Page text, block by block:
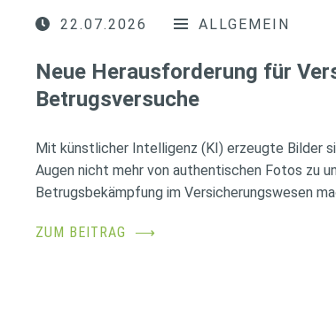
22.07.2026 ALLGEMEIN
Neue Herausforderung für
Betrugsversuche
Mit künstlicher Intelligenz (KI) erzeugte Bilder
Augen nicht mehr von authentischen Fotos zu
Betrugsbekämpfung im Versicherungswesen
ZUM BEITRAG ⟶